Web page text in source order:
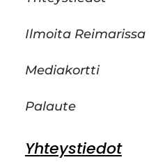
Ilmoita Reimarissa
Mediakortti
Palaute
Yhteystiedot